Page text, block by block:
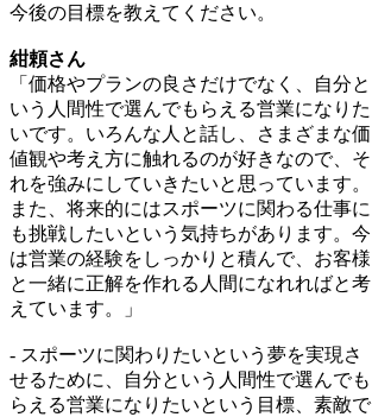
今後の目標を教えてください。
紺頼さん
「価格やプランの良さだけでなく、自分と
いう人間性で選んでもらえる営業になりた
いです。いろんな人と話し、さまざまな価
値観や考え方に触れるのが好きなので、そ
れを強みにしていきたいと思っています。
また、将来的にはスポーツに関わる仕事に
も挑戦したいという気持ちがあります。今
は営業の経験をしっかりと積んで、お客様
と一緒に正解を作れる人間になれればと考
えています。」
- スポーツに関わりたいという夢を実現さ
せるために、自分という人間性で選んでも
らえる営業になりたいという目標、素敵で